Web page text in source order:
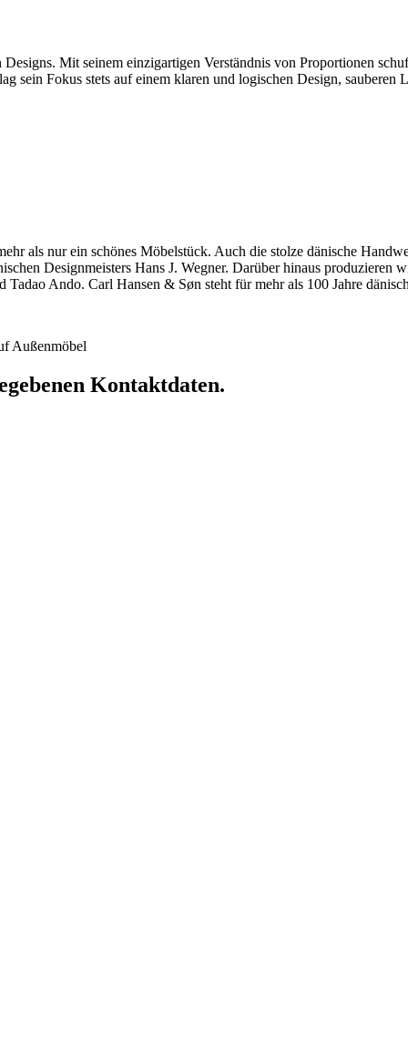
Mit seinem einzigartigen Verständnis von Proportionen
sein Fokus stets auf einem klaren und logischen Design,
als nur ein schönes Möbelstück. Auch die stolze dänische
Designmeisters Hans J. Wegner. Darüber hinaus produzieren
Ando. Carl Hansen & Søn steht für mehr als 100 Jahre
Außenmöbel
Kontaktdaten.